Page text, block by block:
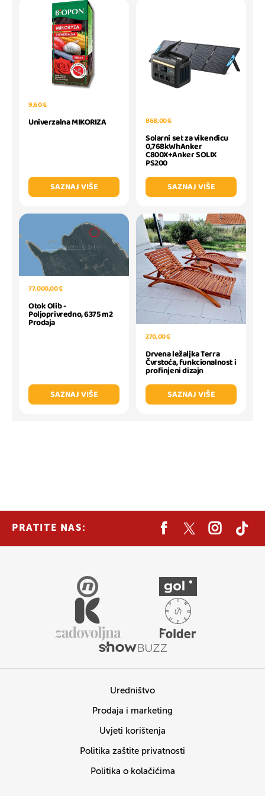
9,60 €
Univerzalna MIKORIZA
SAZNAJ VIŠE
868,00 €
Solarni set za vikendicu
0,768kWhAnker
C800X+Anker SOLIX
PS200
SAZNAJ VIŠE
77.000,00 €
Otok Olib -
Poljoprivredno, 6375 m2
Prodaja
SAZNAJ VIŠE
270,00 €
Drvena ležaljka Terra
Čvrstoća, funkcionalnost i
profinjeni dizajn
SAZNAJ VIŠE
PRATITE NAS:
Uredništvo
Prodaja i marketing
Uvjeti korištenja
Politika zaštite privatnosti
Politika o kolačićima